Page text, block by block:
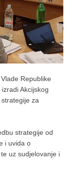
Republike
Akcijskog
za
strategije od
i uvida o
uz sudjelovanje i